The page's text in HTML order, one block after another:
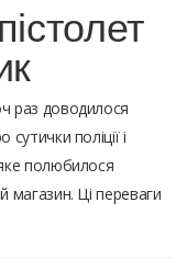
раз доводилося
поліції і
полюбилося
магазин. Ці переваги